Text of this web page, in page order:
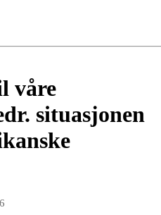
våre
situasjonen